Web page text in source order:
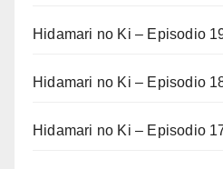
Hidamari no Ki – Episodio
Hidamari no Ki – Episodio
Hidamari no Ki – Episodio